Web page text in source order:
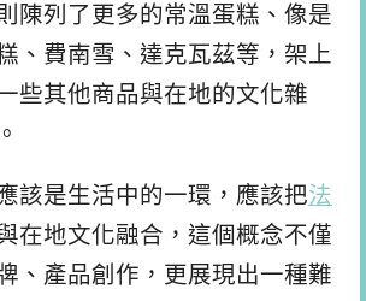
陳列了更多的常溫蛋糕、像是
、費南雪、達克瓦茲等，架上
些其他商品與在地的文化雜
該是生活中的一環，應該把法
在地文化融合，這個概念不僅
、產品創作，更展現出一種難